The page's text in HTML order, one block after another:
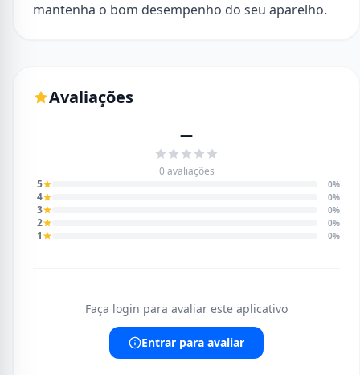
mantenha o bom desempenho do seu aparelho.
Avaliações
—
0 avaliações
5
0%
4 0%
3 0%
2 0%
1 0%
Faça login para avaliar este aplicativo
Entrar para avaliar